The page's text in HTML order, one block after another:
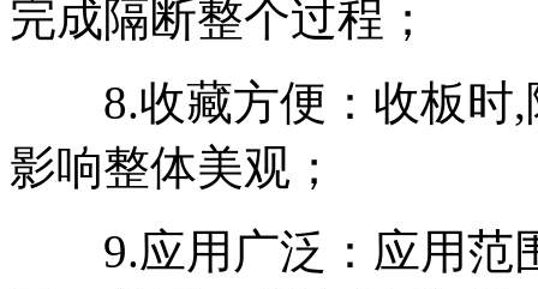
完成隔断整个过程；
8.收藏方便：收板时,
影响整体美观；
9.应用广泛：应用范